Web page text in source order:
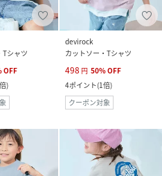
Tシャツ
OFF
)
devirock
カットソー・Tシャツ
498 円 50%OFF
4ポイント(1倍)
クーポン対象